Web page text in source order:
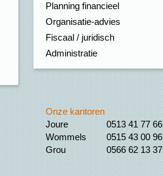
Planning financieel
Organisatie-advies
Fiscaal / juridisch
Administratie
Onze kantoren
Joure
0513 41 77 66
Wommels
0515 43 00 96
Grou
0566 62 13 37